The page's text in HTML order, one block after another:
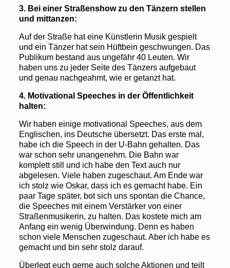
3. Bei einer Straßenshow zu den Tänzern stellen
und mittanzen:
Auf der Straße hat eine Künstlerin Musik gespielt
und ein Tänzer hat sein Hüftbein geschwungen. Das
Publikum bestand aus ungefähr 40 Leuten. Wir
haben uns zu jeder Seite des Tänzers aufgebaut
und genau nachgeahmt, wie er getanzt hat.
4. Motivational Speeches in der Öffentlichkeit
halten:
Wir haben einige motivational Speeches, aus dem
Englischen, ins Deutsche übersetzt. Das erste mal,
habe ich die Speech in der U-Bahn gehalten. Das
war schon sehr unangenehm. Die Bahn war
komplett still und ich habe den Text auch nur
abgelesen. Viele haben zugeschaut. Am Ende war
ich stolz wie Oskar, dass ich es gemacht habe. Ein
paar Tage später, bot sich uns spontan die Chance,
die Speeches mit einem Verstärker von einer
Straßenmusikerin, zu halten. Das kostete mich am
Anfang ein wenig Überwindung. Denn es haben
schon viele Menschen zugeschaut. Aber ich habe es
gemacht und bin sehr stolz darauf.
Überlegt euch gerne auch solche Aktionen und teilt